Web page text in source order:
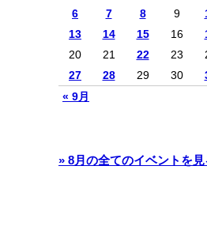
« 9月
6
7 8 9
13
14 15 16
20
21 22 23
27
28 29 30
» 8月の全てのイベントを見